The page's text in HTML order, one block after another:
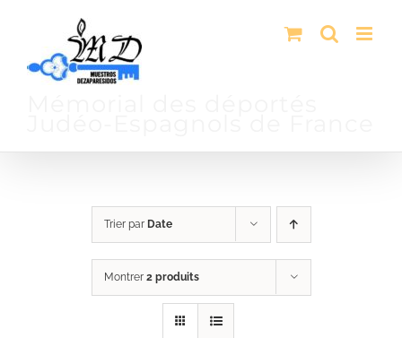
contenu
Trier par Date
Montrer 2 produits